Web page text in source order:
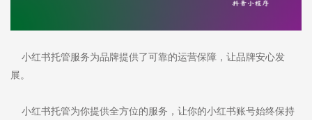
小红书托管服务为品牌提供了可靠的运营保障，让品牌安心发
展。
小红书托管为你提供全方位的服务，让你的小红书账号始终保持